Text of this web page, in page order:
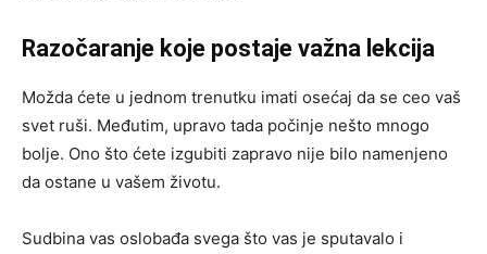
Razočaranje koje postaje važna lekcija
Možda ćete u jednom trenutku imati osećaj da se ceo vaš
svet ruši. Međutim, upravo tada počinje nešto mnogo
bolje. Ono što ćete izgubiti zapravo nije bilo namenjeno
da ostane u vašem životu.
Sudbina vas oslobađa svega što vas je sputavalo i